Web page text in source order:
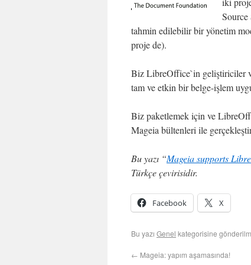
Source
tahmin edilebilir bir yönetim
proje de).
Biz LibreOffice`in geliştiriciler
tam ve etkin bir belge-işlem
Biz paketlemek için ve
Mageia bültenleri ile
Bu yazı “Mageia supports
Türkçe çevirisidir.
Facebook X
Bu yazı Genel kategorisine
← Mageia: yapım aşamasında!